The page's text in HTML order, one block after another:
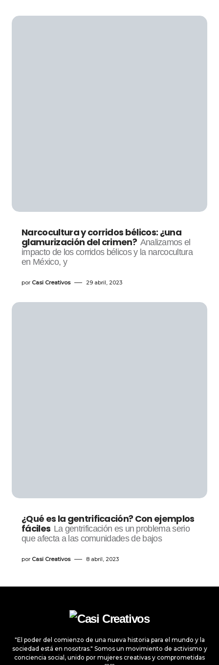
Narcocultura y corridos bélicos: ¿una
glamurización del crimen? Analizamos el
impacto de los corridos bélicos y la narcocultura
en México, y
por Casi Creativos 29 abril, 2023
¿Qué es la gentrificación? Con ejemplos
fáciles La gentrificación es un problema serio
que afecta a las comunidades de bajos
por Casi Creativos 8 abril, 2023
"El poder del comienzo de una nueva historia para el mundo y la
sociedad está en nosotras." Somos un movimiento de activismo y
conciencia social, unido por mujeres creativas y comprometidas